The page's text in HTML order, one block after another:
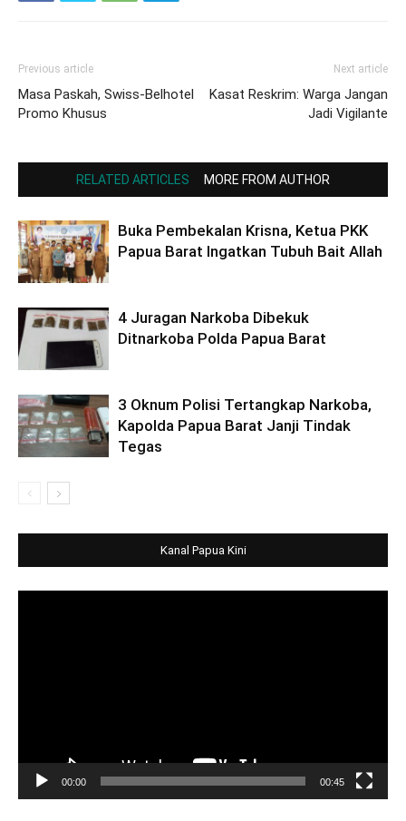
Previous article
Masa Paskah, Swiss-Belhotel
Promo Khusus
Next article
Kasat Reskrim: Warga Jangan
Jadi Vigilante
RELATED ARTICLES MORE FROM AUTHOR
Buka Pembekalan Krisna, Ketua PKK
Papua Barat Ingatkan Tubuh Bait Allah
4 Juragan Narkoba Dibekuk
Ditnarkoba Polda Papua Barat
3 Oknum Polisi Tertangkap Narkoba,
Kapolda Papua Barat Janji Tindak
Tegas
Kanal Papua Kini
00:00 00:45